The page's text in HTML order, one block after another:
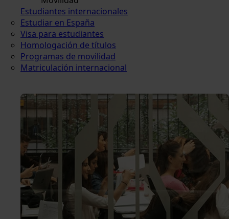
Estudiantes internacionales
Estudiar en España
Visa para estudiantes
Homologación de títulos
Programas de movilidad
Matriculación internacional